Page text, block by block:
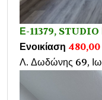
Ε-11379,
Ενοικίαση
Λ. Δωδώνης 69,